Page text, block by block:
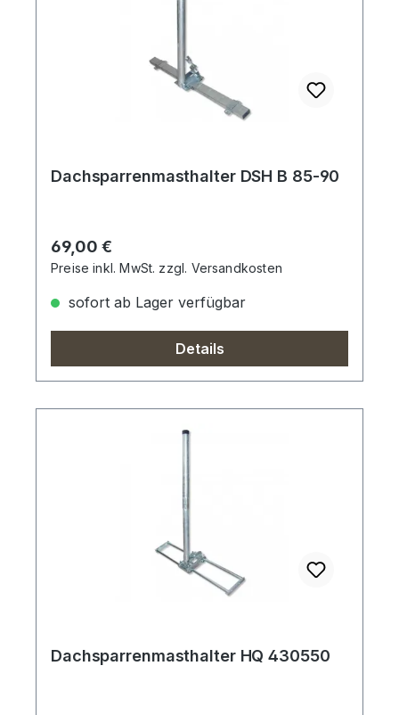
Dachsparrenmasthalter DSH B 85-90
Regulärer Preis:
69,00 €
Preise inkl. MwSt. zzgl. Versandkosten
sofort ab Lager verfügbar
Details
Dachsparrenmasthalter HQ 430550